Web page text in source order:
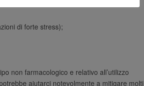
di forte stress);
non farmacologico e relativo all’utilizzo
aiutarci notevolmente a mitigare molti